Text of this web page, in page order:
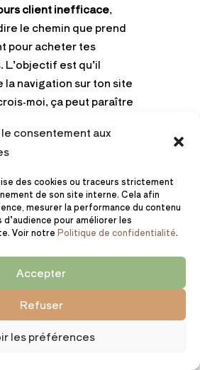
consentement aux
des cookies ou traceurs strictement
de son site interne. Cela afin
mesurer la performance du contenu
pour améliorer les
Voir notre Politique de confidentialité.
Accepter
Refuser
les préférences
client inefficace,
le chemin que prend
pour acheter tes
L’objectif est qu’il
la navigation sur ton site
moi, ça peut paraître
développement, la
l’hébergement…
tu as bien
à faire ! Ton métier
créer des sites Web,
tes produits.
un gros
en argent et en